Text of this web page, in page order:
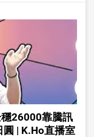
穩26000靠騰訊
圓 | K.Ho直播室